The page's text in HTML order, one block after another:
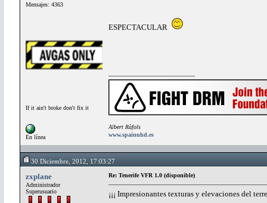
Mensajes: 4363
If it ain't broke don't fix it
En línea
ESPECTACULAR
Albert Ràfols
www.spainuhd.es
30 Diciembre, 2012, 17:03:27
zxplane
Administrador
Superusuario
Re: Tenerife VFR 1.0 (disponible)
¡¡¡ Impresionantes texturas y elevaciones del